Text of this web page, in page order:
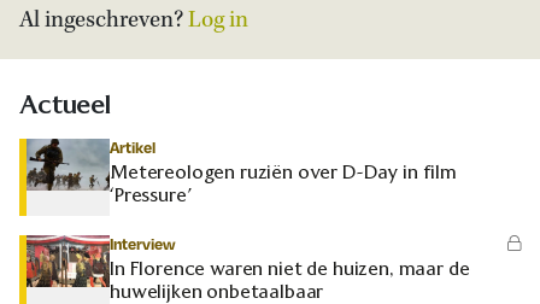
Al ingeschreven?Log in
Actueel
Artikel
Metereologen ruziën over D-Day in film
‘Pressure’
Interview
In Florence waren niet de huizen, maar de
huwelijken onbetaalbaar